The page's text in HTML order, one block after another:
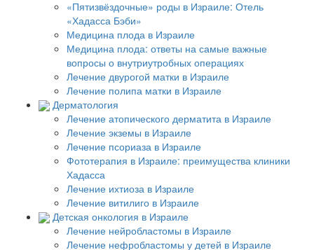
«Пятизвёздочные» роды в Израиле: Отель
«Хадасса Бэби»
Медицина плода в Израиле
Медицина плода: ответы на самые важные
вопросы о внутриутробных операциях
Лечение двурогой матки в Израиле
Лечение полипа матки в Израиле
Дерматология
Лечение атопического дерматита в Израиле
Лечение экземы в Израиле
Лечение псориаза в Израиле
Фототерапия в Израиле: преимущества клиники
Хадасса
Лечение ихтиоза в Израиле
Лечение витилиго в Израиле
Детская онкология в Израиле
Лечение нейробластомы в Израиле
Лечение нефробластомы у детей в Израиле